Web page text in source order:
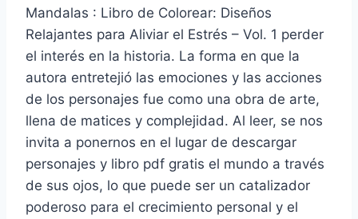
Mandalas : Libro de Colorear: Diseños
Relajantes para Aliviar el Estrés – Vol. 1 perder
el interés en la historia. La forma en que la
autora entretejió las emociones y las acciones
de los personajes fue como una obra de arte,
llena de matices y complejidad. Al leer, se nos
invita a ponernos en el lugar de descargar
personajes y libro pdf gratis el mundo a través
de sus ojos, lo que puede ser un catalizador
poderoso para el crecimiento personal y el